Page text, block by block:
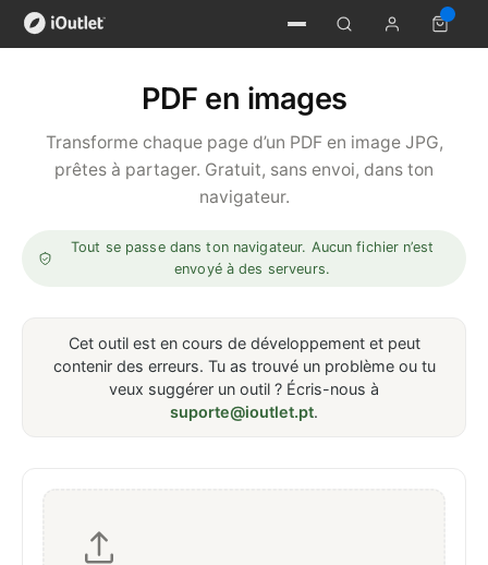
PDF en images
Transforme chaque page d’un PDF en image JPG,
prêtes à partager. Gratuit, sans envoi, dans ton
navigateur.
Tout se passe dans ton navigateur. Aucun fichier n’est
envoyé à des serveurs.
Cet outil est en cours de développement et peut
contenir des erreurs. Tu as trouvé un problème ou tu
veux suggérer un outil ? Écris-nous à
suporte@ioutlet.pt.